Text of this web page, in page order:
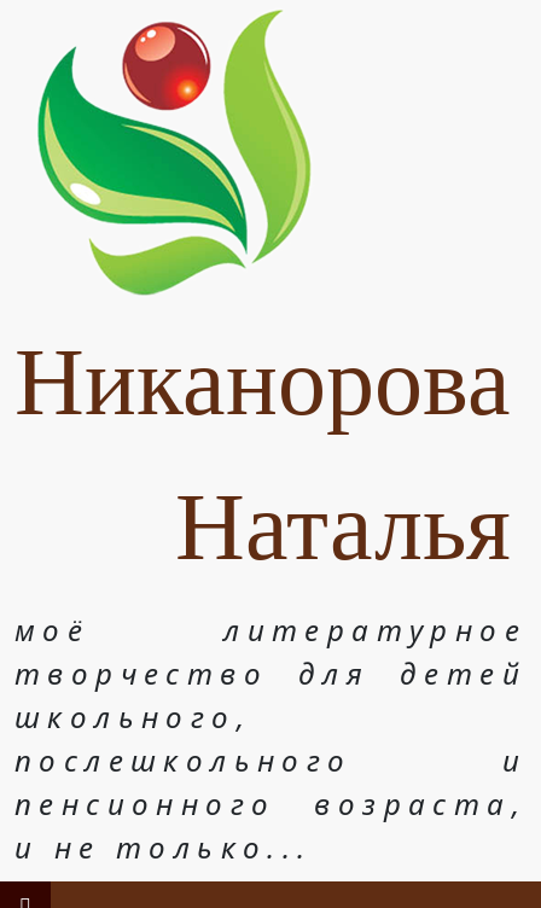
Никанорова
Наталья
моё литературное
творчество для детей
школьного,
послешкольного и
пенсионного возраста,
и не только...